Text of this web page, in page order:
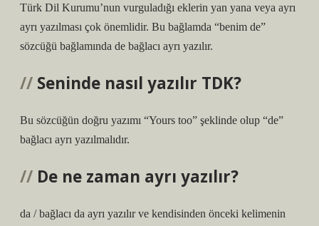
Türk Dil Kurumu’nun vurguladığı eklerin yan yana veya ayrı
ayrı yazılması çok önemlidir. Bu bağlamda “benim de”
sözcüğü bağlamında de bağlacı ayrı yazılır.
Seninde nasıl yazılır TDK?
Bu sözcüğün doğru yazımı “Yours too” şeklinde olup “de”
bağlacı ayrı yazılmalıdır.
De ne zaman ayrı yazılır?
da / bağlacı da ayrı yazılır ve kendisinden önceki kelimenin